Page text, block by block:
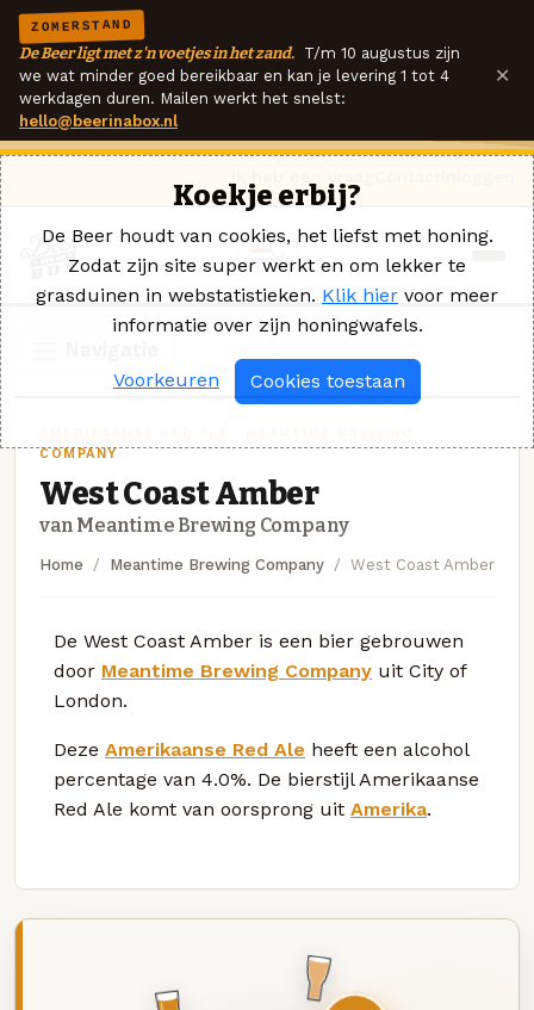
ZOMERSTAND
De Beer ligt met z'n voetjes in het zand. T/m 10 augustus zijn
we wat minder goed bereikbaar en kan je levering 1 tot 4
werkdagen duren. Mailen werkt het snelst:
hello@beerinabox.nl
×
COMPANY
West Coast Amber
van Meantime Brewing Company
Home Meantime Brewing Company West Coast Amber
De West Coast Amber is een bier gebrouwen
door Meantime Brewing Company uit City of
London.
Deze Amerikaanse Red Ale heeft een alcohol
percentage van 4.0%. De bierstijl Amerikaanse
Red Ale komt van oorsprong uit Amerika.
Koekje erbij?
De Beer houdt van cookies, het liefst met honing.
Zodat zijn site super werkt en om lekker te
grasduinen in webstatistieken. Klik hier voor meer
informatie over zijn honingwafels.
Voorkeuren Cookies toestaan